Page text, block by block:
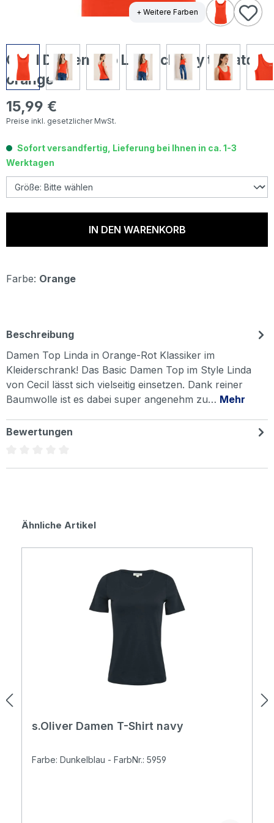
+ Weitere Farben
Cecil Damen Top Linda cherry tomato
orange
Regulärer Preis:
15,99 €
Preise inkl. gesetzlicher MwSt.
Sofort versandfertig, Lieferung bei Ihnen in ca. 1-3
Werktagen
IN DEN WARENKORB
Farbe: Orange
Beschreibung
Damen Top Linda in Orange-Rot Klassiker im
Kleiderschrank! Das Basic Damen Top im Style Linda
von Cecil lässt sich vielseitig einsetzen. Dank reiner
Baumwolle ist es dabei super angenehm zu… Mehr
Bewertungen
Produktgalerie überspringen
Ähnliche Artikel
s.Oliver Damen T-Shirt navy
Farbe: Dunkelblau - FarbNr.: 5959